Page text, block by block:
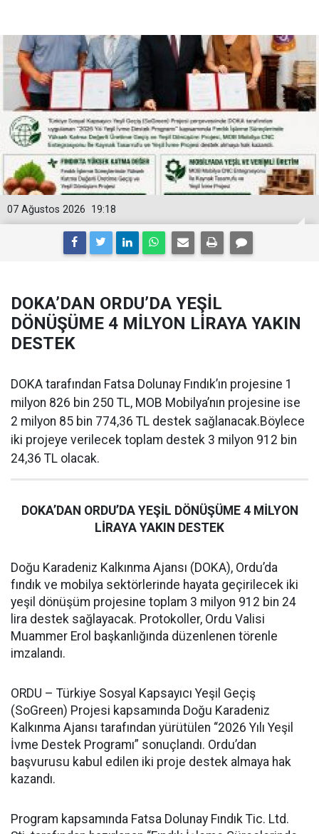
19:18
07 Ağustos 2026
DOKA’DAN ORDU’DA YEŞİL
DÖNÜŞÜME 4 MİLYON LİRAYA YAKIN
DESTEK
DOKA tarafından Fatsa Dolunay Fındık’ın projesine 1
milyon 826 bin 250 TL, MOB Mobilya’nın projesine ise
2 milyon 85 bin 774,36 TL destek sağlanacak.Böylece
iki projeye verilecek toplam destek 3 milyon 912 bin
24,36 TL olacak.
DOKA’DAN ORDU’DA YEŞİL DÖNÜŞÜME 4 MİLYON
LİRAYA YAKIN DESTEK
Doğu Karadeniz Kalkınma Ajansı (DOKA), Ordu’da
fındık ve mobilya sektörlerinde hayata geçirilecek iki
yeşil dönüşüm projesine toplam 3 milyon 912 bin 24
lira destek sağlayacak. Protokoller, Ordu Valisi
Muammer Erol başkanlığında düzenlenen törenle
imzalandı.
ORDU – Türkiye Sosyal Kapsayıcı Yeşil Geçiş
(SoGreen) Projesi kapsamında Doğu Karadeniz
Kalkınma Ajansı tarafından yürütülen “2026 Yılı Yeşil
İvme Destek Programı” sonuçlandı. Ordu’dan
başvurusu kabul edilen iki proje destek almaya hak
kazandı.
Program kapsamında Fatsa Dolunay Fındık Tic. Ltd.